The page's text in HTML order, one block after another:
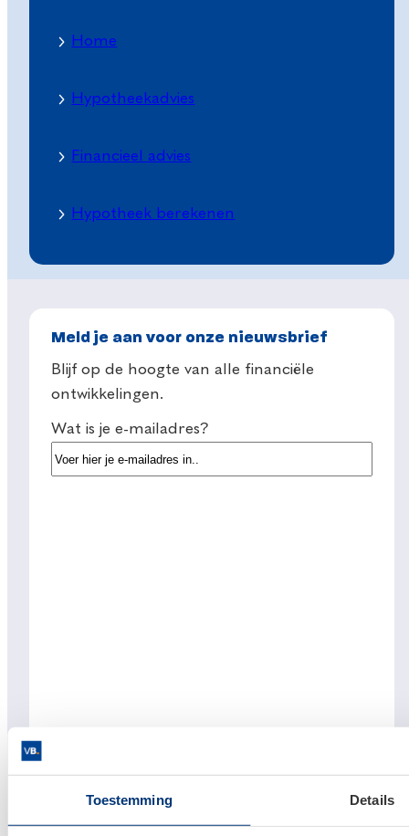
Toestemming Details
Home
Hypotheekadvies
Financieel advies
Hypotheek berekenen
Meld je aan voor onze nieuwsbrief
Blijf op de hoogte van alle financiële
ontwikkelingen.
Wat is je e-mailadres?